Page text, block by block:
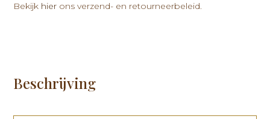
Bekijk hier ons verzend- en retourneerbeleid.
Beschrijving